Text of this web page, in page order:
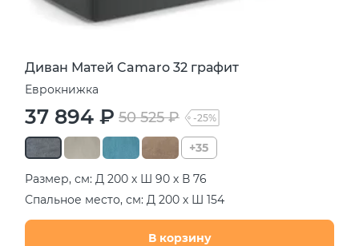
Диван Матей Camaro 32 графит
Еврокнижка
37 894 ₽ 50 525 ₽ -25%
+35
Размер, см: Д 200 х Ш 90 х В 76
Спальное место, см: Д 200 х Ш 154
В корзину